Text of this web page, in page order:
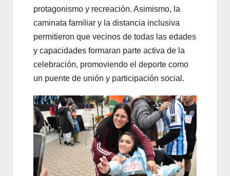
protagonismo y recreación. Asimismo, la
caminata familiar y la distancia inclusiva
permitieron que vecinos de todas las edades
y capacidades formaran parte activa de la
celebración, promoviendo el deporte como
un puente de unión y participación social.